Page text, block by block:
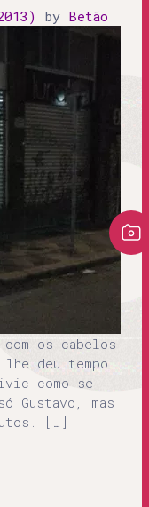
by Betão
os cabelos
deu tempo
como se
Gustavo, mas
[…]